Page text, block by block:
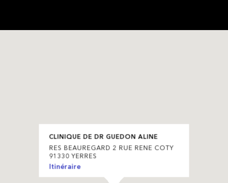
CLINIQUE DE DR GUEDON ALINE
RES BEAUREGARD 2 RUE RENE COTY
91330 YERRES
Itinéraire